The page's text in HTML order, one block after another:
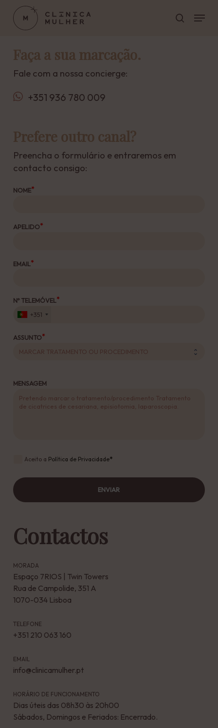
pesquisar
Menu
Contactos
MORADA
Espaço 7RIOS | Twin Towers
Rua de Campolide, 351 A
1070-034 Lisboa
TELEFONE
+351 210 063 160
EMAIL
info@clinicamulher.pt
HORÁRIO DE FUNCIONAMENTO
Dias úteis das 08h30 às 20h00
Sábados, Domingos e Feriados: Encerrado.
Faça a sua marcação.
Fale com a nossa concierge:
+351 936 780 009
Prefere outro canal?
Preencha o formulário e entraremos em
contacto consigo:
NOME
APELIDO
EMAIL
Nº TELEMÓVEL
+351
ASSUNTO
MENSAGEM
Aceito a Política de Privacidade*
ENVIAR